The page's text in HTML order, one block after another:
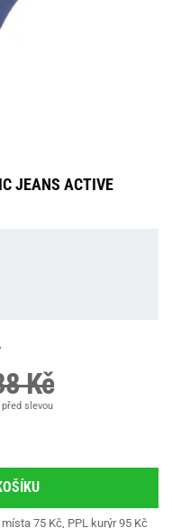
JEANS ACTIVE
Kč
slevou
75 Kč, PPL kurýr 95 Kč